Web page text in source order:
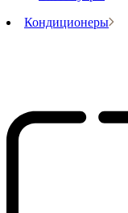
Кондиционеры